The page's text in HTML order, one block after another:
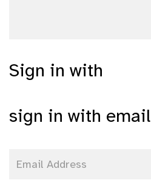
Sign in with
sign in with email